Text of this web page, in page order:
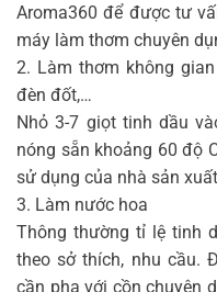
Aroma360 để được tư
máy làm thơm chuyên
2. Làm thơm không
đèn đốt,…
Nhỏ 3-7 giọt tinh dầu
nóng sẵn khoảng 60 độ
sử dụng của nhà sản
3. Làm nước hoa
Thông thường tỉ lệ tinh
theo sở thích, nhu cầu.
cần pha với cồn chuyên